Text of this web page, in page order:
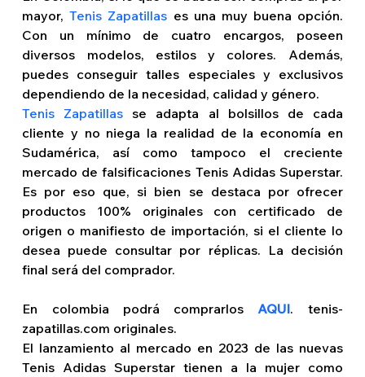
mayor, Tenis Zapatillas es una muy buena opción.
Con un mínimo de cuatro encargos, poseen
diversos modelos, estilos y colores. Además,
puedes conseguir talles especiales y exclusivos
dependiendo de la necesidad, calidad y género.
Tenis Zapatillas se adapta al bolsillos de cada
cliente y no niega la realidad de la economía en
Sudamérica, así como tampoco el creciente
mercado de falsificaciones Tenis Adidas Superstar.
Es por eso que, si bien se destaca por ofrecer
productos 100% originales con certificado de
origen o manifiesto de importación, si el cliente lo
desea puede consultar por réplicas. La decisión
final será del comprador.
En colombia podrá comprarlos AQUI. tenis-
zapatillas.com originales.
El lanzamiento al mercado en 2023 de las nuevas
Tenis Adidas Superstar tienen a la mujer como